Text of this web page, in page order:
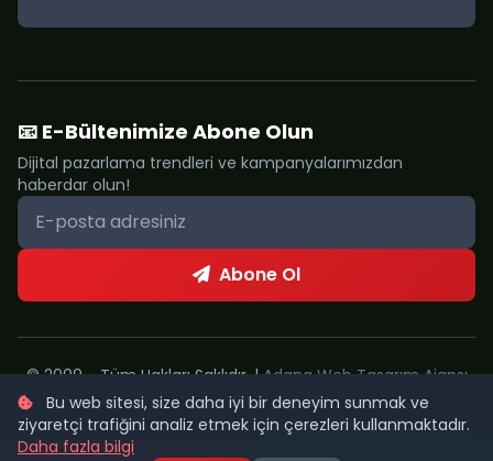
📧 E-Bültenimize Abone Olun
Dijital pazarlama trendleri ve kampanyalarımızdan
haberdar olun!
Abone Ol
© 2009 - Tüm Hakları Saklıdır. |Adana Web Tasarım Ajansı
Metropol Web
Bu web sitesi, size daha iyi bir deneyim sunmak ve
ziyaretçi trafiğini analiz etmek için çerezleri kullanmaktadır.
Daha fazla bilgi